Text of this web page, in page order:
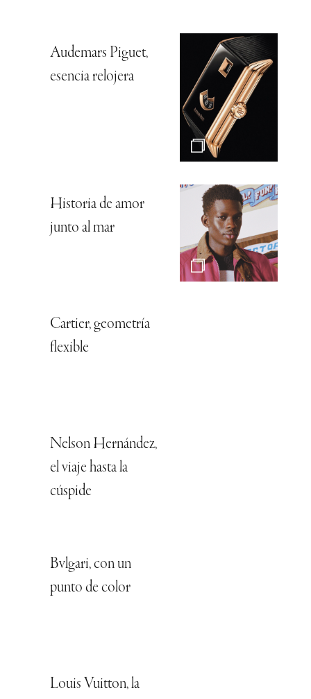
Audemars Piguet,
esencia relojera
Historia de amor
junto al mar
Cartier, geometría
flexible
Nelson Hernández,
el viaje hasta la
cúspide
Bvlgari, con un
punto de color
Louis Vuitton, la